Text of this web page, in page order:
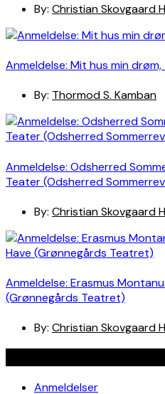
By: Christian Skovgaard
Anmeldelse: Mit hus min
By: Thormod S. Kamban
Anmeldelse: Odsherred
Teater (Odsherred
By: Christian Skovgaard
Anmeldelse: Erasmus
(Grønnegårds Teatret)
By: Christian Skovgaard
Anmeldelser